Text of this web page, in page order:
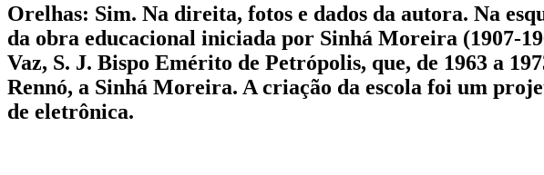
Orelhas: Sim. Na direita, fotos e dados da autora. Na
da obra educacional iniciada por Sinhá Moreira (1907-
Vaz, S. J. Bispo Emérito de Petrópolis, que, de 1963 a
Rennó, a Sinhá Moreira. A criação da escola foi um
de eletrônica.